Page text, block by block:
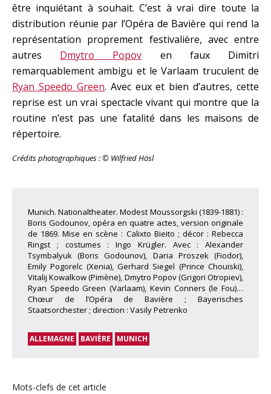
être inquiétant à souhait. C’est à vrai dire toute la
distribution réunie par l’Opéra de Bavière qui rend la
représentation proprement festivalière, avec entre
autres Dmytro Popov en faux Dimitri
remarquablement ambigu et le Varlaam truculent de
Ryan Speedo Green. Avec eux et bien d’autres, cette
reprise est un vrai spectacle vivant qui montre que la
routine n’est pas une fatalité dans les maisons de
répertoire.
Crédits photographiques : © Wilfried Hösl
Munich. Nationaltheater. Modest Moussorgski (1839-1881) :
Boris Godounov, opéra en quatre actes, version originale
de 1869. Mise en scène : Calixto Bieito ; décor : Rebecca
Ringst ; costumes : Ingo Krügler. Avec : Alexander
Tsymbalyuk (Boris Godounov), Daria Proszek (Fiodor),
Emily Pogorelc (Xenia), Gerhard Siegel (Prince Chouiski),
Vitalij Kowalkow (Pimène), Dmytro Popov (Grigori Otropiev),
Ryan Speedo Green (Varlaam), Kevin Conners (le Fou)…
Chœur de l’Opéra de Bavière ; Bayerisches
Staatsorchester ; direction : Vasily Petrenko
ALLEMAGNE BAVIÈRE MUNICH
Mots-clefs de cet article